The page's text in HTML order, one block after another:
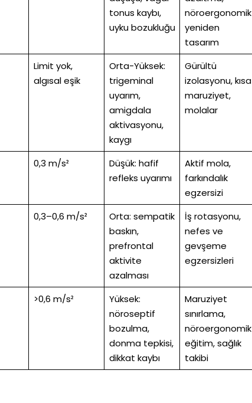
tonus kaybı,
uyku bozukluğu
nöroergonomik
yeniden
tasarım
Limit yok,
algısal eşik
Orta-Yüksek:
trigeminal
uyarım,
amigdala
aktivasyonu,
kaygı
Gürültü
izolasyonu, kısa
maruziyet,
molalar
0,3 m/s²
Düşük: hafif
refleks uyarımı
Aktif mola,
farkındalık
egzersizi
0,3–0,6 m/s²
Orta: sempatik
baskın,
prefrontal
aktivite
azalması
İş rotasyonu,
nefes ve
gevşeme
egzersizleri
>0,6 m/s²
Yüksek:
nöroseptif
bozulma,
donma tepkisi,
dikkat kaybı
Maruziyet
sınırlama,
nöroergonomik
eğitim, sağlık
takibi